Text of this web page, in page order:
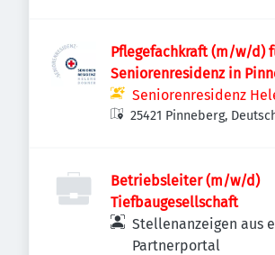
Pflegefachkraft (m/w/d)
Seniorenresidenz in
Seniorenresidenz
25421 Pinneberg,
Betriebsleiter (m/w/d)
Tiefbaugesellschaft
Stellenanzeigen aus
Partnerportal